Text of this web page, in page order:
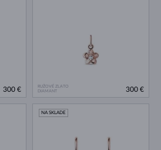
300 €
RUŽOVÉ ZLATO
DIAMANT
300 €
NA SKLADE